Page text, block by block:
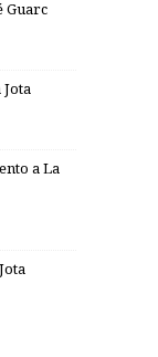
Guarc
Jota
a La